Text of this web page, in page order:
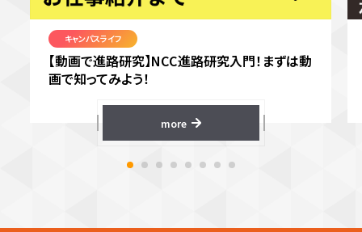
キャンパスライフ
【動画で進路研究】NCC進路研究入門！まずは動
画で知ってみよう！
more